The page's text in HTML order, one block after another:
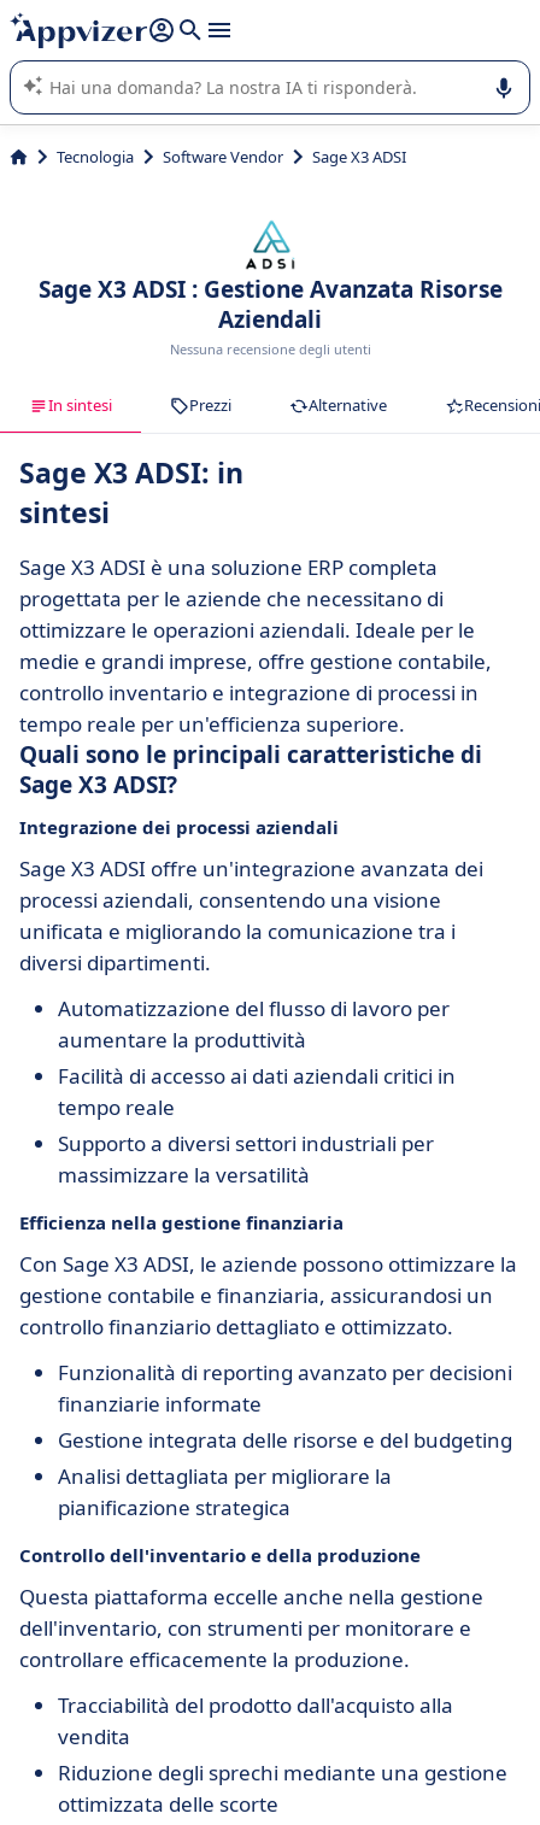
righe con
shift + enter
L'IA di Appvizer vi guida nell'utilizzo o nella scelta di un
software SaaS per la vostra azienda.
Tecnologia Software Vendor Sage X3 ADSI
Sage X3 ADSI : Gestione Avanzata Risorse
Aziendali
Nessuna recensione degli utenti
In sintesi Prezzi Alternative Recensioni
Sage X3 ADSI: in
sintesi
Sage X3 ADSI è una soluzione ERP completa
progettata per le aziende che necessitano di
ottimizzare le operazioni aziendali. Ideale per le
medie e grandi imprese, offre gestione contabile,
controllo inventario e integrazione di processi in
tempo reale per un'efficienza superiore.
Quali sono le principali caratteristiche di
Sage X3 ADSI?
Integrazione dei processi aziendali
Sage X3 ADSI offre un'integrazione avanzata dei
processi aziendali, consentendo una visione
unificata e migliorando la comunicazione tra i
diversi dipartimenti.
Automatizzazione del flusso di lavoro per
aumentare la produttività
Facilità di accesso ai dati aziendali critici in
tempo reale
Supporto a diversi settori industriali per
massimizzare la versatilità
Efficienza nella gestione finanziaria
Con Sage X3 ADSI, le aziende possono ottimizzare la
gestione contabile e finanziaria, assicurandosi un
controllo finanziario dettagliato e ottimizzato.
Funzionalità di reporting avanzato per decisioni
finanziarie informate
Gestione integrata delle risorse e del budgeting
Analisi dettagliata per migliorare la
pianificazione strategica
Controllo dell'inventario e della produzione
Questa piattaforma eccelle anche nella gestione
dell'inventario, con strumenti per monitorare e
controllare efficacemente la produzione.
Tracciabilità del prodotto dall'acquisto alla
vendita
Riduzione degli sprechi mediante una gestione
ottimizzata delle scorte